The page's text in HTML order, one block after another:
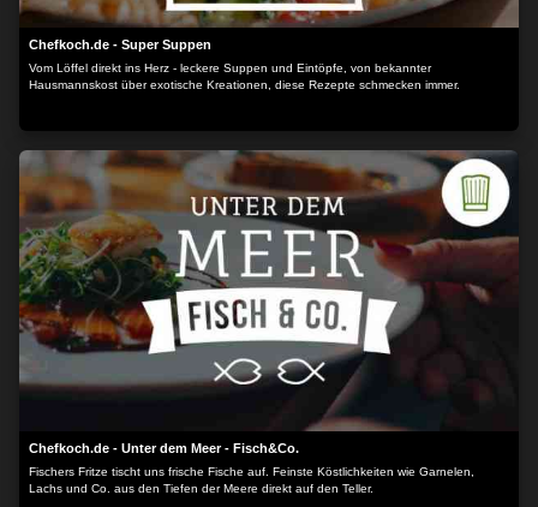
Chefkoch.de - Super Suppen
Vom Löffel direkt ins Herz - leckere Suppen und Eintöpfe, von bekannter
Hausmannskost über exotische Kreationen, diese Rezepte schmecken immer.
Chefkoch.de - Unter dem Meer - Fisch&Co.
Fischers Fritze tischt uns frische Fische auf. Feinste Köstlichkeiten wie Garnelen,
Lachs und Co. aus den Tiefen der Meere direkt auf den Teller.